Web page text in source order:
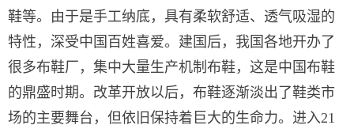
鞋等。由于是手工纳底，具有柔软舒适、透气吸湿的
特性，深受中国百姓喜爱。建国后，我国各地开办了
很多布鞋厂，集中大量生产机制布鞋，这是中国布鞋
的鼎盛时期。改革开放以后，布鞋逐渐淡出了鞋类市
场的主要舞台，但依旧保持着巨大的生命力。进入21